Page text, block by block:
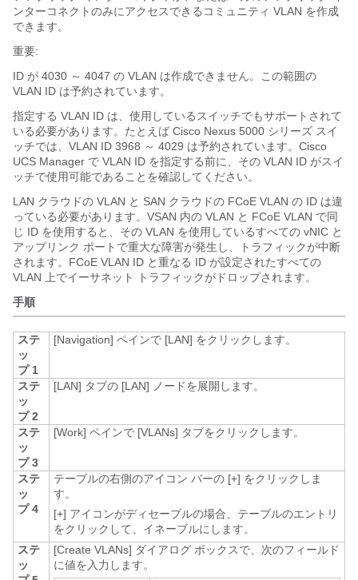
ンターコネクトのみにアクセスできるコミュニティ VLAN を作成
できます。
重要:
ID が 4030 ～ 4047 の VLAN は作成できません。この範囲の
VLAN ID は予約されています。
指定する VLAN ID は、使用しているスイッチでもサポートされて
いる必要があります。たとえば Cisco Nexus 5000 シリーズ スイ
ッチでは、VLAN ID 3968 ～ 4029 は予約されています。 Cisco
UCS Manager で VLAN ID を指定する前に、その VLAN ID がスイ
ッチで使用可能であることを確認してください。
LAN クラウドの VLAN と SAN クラウドの FCoE VLAN の ID は違
っている必要があります。VSAN 内の VLAN と FCoE VLAN で同
じ ID を使用すると、その VLAN を使用しているすべての vNIC と
アップリンク ポートで重大な障害が発生し、トラフィックが中断
されます。FCoE VLAN ID と重なる ID が設定されたすべての
VLAN 上でイーサネット トラフィックがドロップされます。
手順
ステ
ッ
プ 1
[Navigation] ペインで [LAN] をクリックします。
ステ
ッ
プ 2
[LAN] タブの [LAN] ノードを展開します。
ステ
ッ
プ 3
[Work] ペインで [VLANs] タブをクリックします。
ステ
ッ
プ 4
テーブルの右側のアイコン バーの [+] をクリックしま
す。
[+] アイコンがディセーブルの場合、テーブルのエントリ
をクリックして、イネーブルにします。
ステ
ッ
[Create VLANs] ダイアログ ボックスで、次のフィールド
に値を入力します。